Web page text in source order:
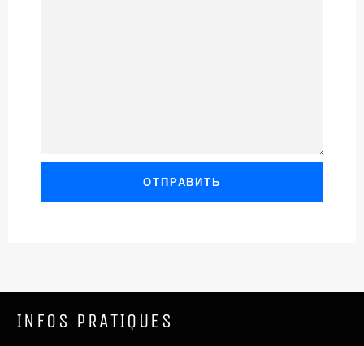
INFOS PRATIQUES